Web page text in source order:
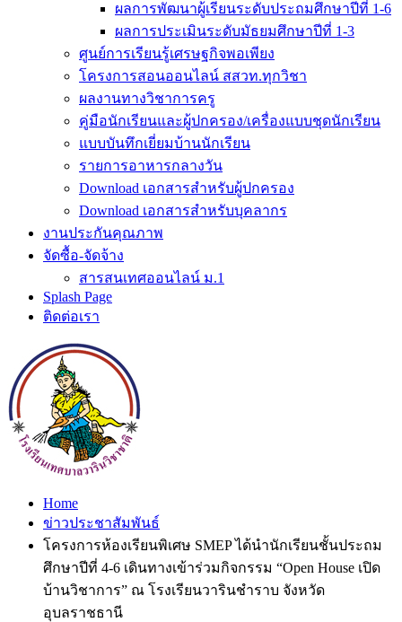
ผลการพัฒนาผู้เรียนระดับประถมศึกษาปีที่ 1-6
ผลการประเมินระดับมัธยมศึกษาปีที่ 1-3
ศูนย์การเรียนรู้เศรษฐกิจพอเพียง
โครงการสอนออนไลน์ สสวท.ทุกวิชา
ผลงานทางวิชาการครู
คู่มือนักเรียนและผู้ปกครอง/เครื่องแบบชุดนักเรียน
แบบบันทึกเยี่ยมบ้านนักเรียน
รายการอาหารกลางวัน
Download เอกสารสำหรับผู้ปกครอง
Download เอกสารสำหรับบุคลากร
งานประกันคุณภาพ
จัดซื้อ-จัดจ้าง
สารสนเทศออนไลน์ ม.1
Splash Page
ติดต่อเรา
Home
ข่าวประชาสัมพันธ์
โครงการห้องเรียนพิเศษ SMEP ได้นำนักเรียนชั้นประถม
ศึกษาปีที่ 4-6 เดินทางเข้าร่วมกิจกรรม “Open House เปิด
บ้านวิชาการ” ณ โรงเรียนวารินชำราบ จังหวัด
อุบลราชธานี